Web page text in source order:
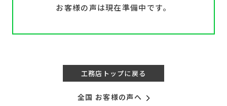
お客様の声は現在準備中です。
工務店トップに戻る
全国 お客様の声へ